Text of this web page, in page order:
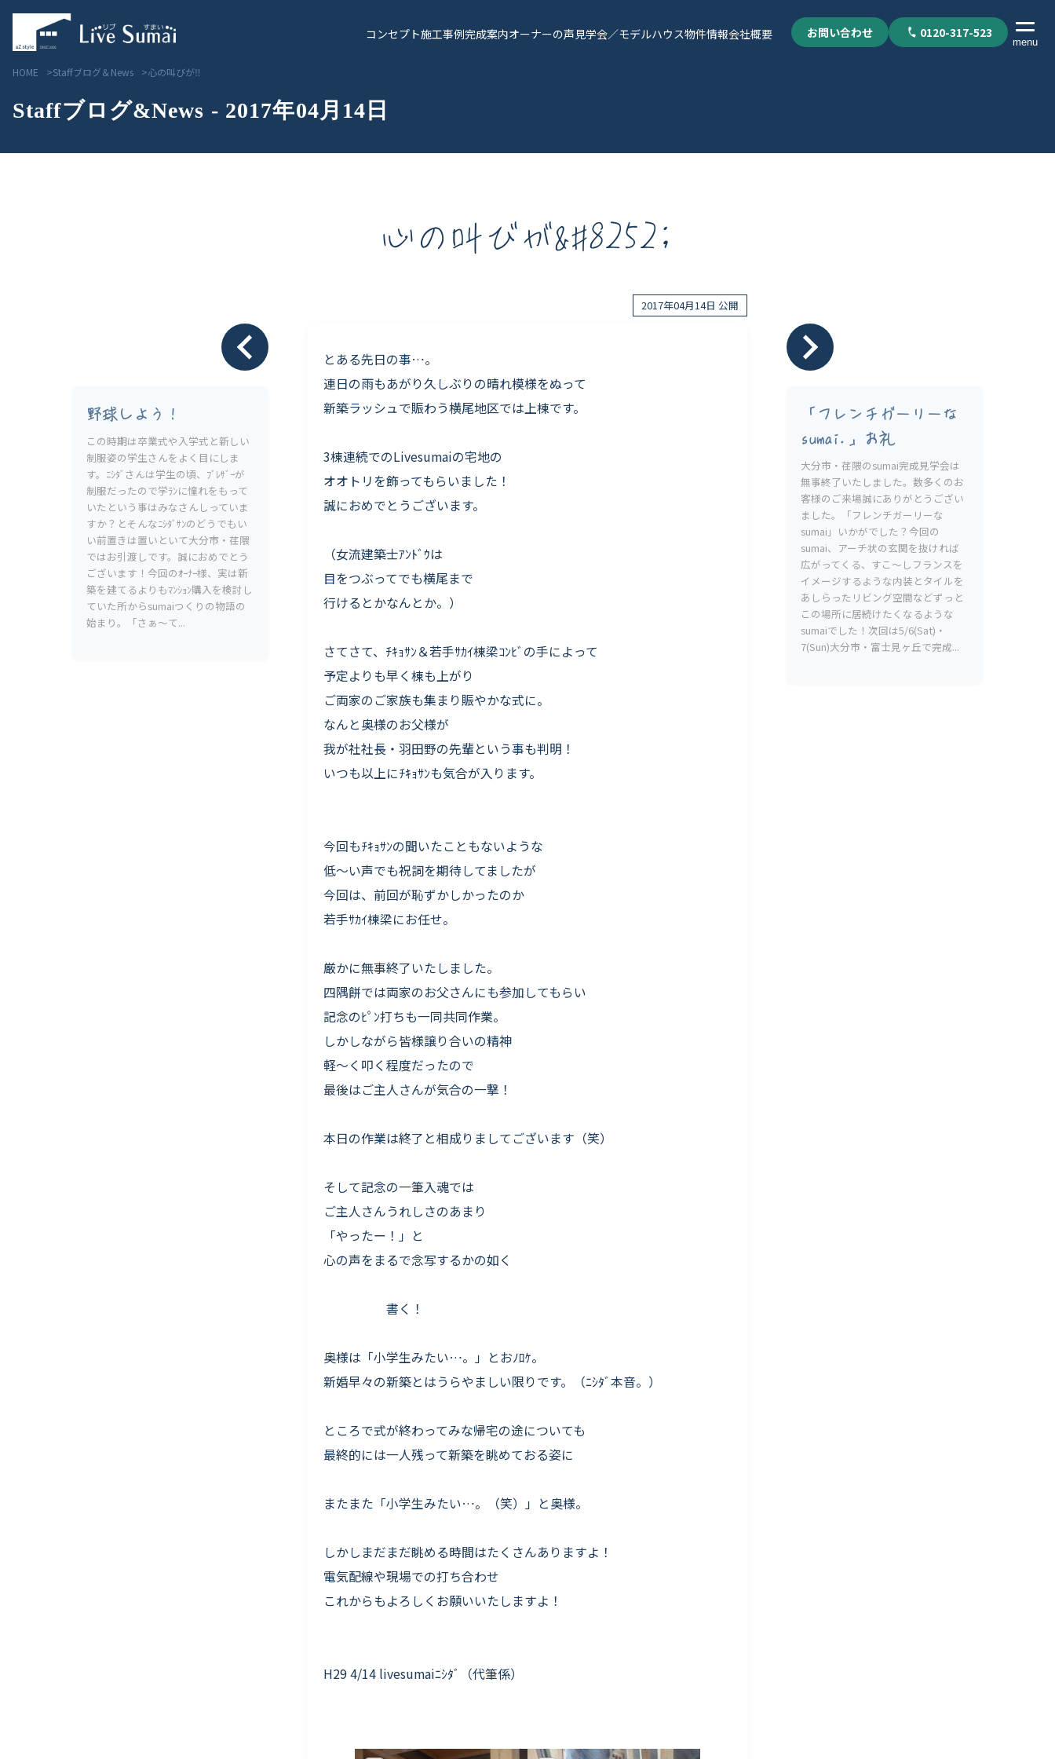
コンセプト施工事例完成案内オーナーの声見学会／モデルハウス物件情報会社概要 お問い合わせ 0120-317-523
menu
よくいただくご質問
お役立ちコラム
個人情報保護方針
HOME Staffブログ＆News 心の叫びが‼
Staffブログ&News - 2017年04月14日
心の叫びが&#8252;
2017年04月14日 公開
とある先日の事…。
連日の雨もあがり久しぶりの晴れ模様をぬって
新築ラッシュで賑わう横尾地区では上棟です。
3棟連続でのLivesumaiの宅地の
オオトリを飾ってもらいました！
誠におめでとうございます。
（女流建築士ｱﾝﾄﾞｳは
目をつぶってでも横尾まで
行けるとかなんとか。）
さてさて、ﾁｷｮｻﾝ＆若手ｻｶｲ棟梁ｺﾝﾋﾞの手によって
予定よりも早く棟も上がり
ご両家のご家族も集まり賑やかな式に。
なんと奥様のお父様が
我が社社長・羽田野の先輩という事も判明！
いつも以上にﾁｷｮｻﾝも気合が入ります。
今回もﾁｷｮｻﾝの聞いたこともないような
低〜い声でも祝詞を期待してましたが
今回は、前回が恥ずかしかったのか
若手ｻｶｲ棟梁にお任せ。
厳かに無事終了いたしました。
四隅餅では両家のお父さんにも参加してもらい
記念のﾋﾟﾝ打ちも一同共同作業。
しかしながら皆様譲り合いの精神
軽〜く叩く程度だったので
最後はご主人さんが気合の一撃！
本日の作業は終了と相成りましてございます（笑）
そして記念の一筆入魂では
ご主人さんうれしさのあまり
「やったー！」と
心の声をまるで念写するかの如く
書く！
奥様は「小学生みたい…。」とおﾉﾛｹ。
新婚早々の新築とはうらやましい限りです。（ﾆｼﾀﾞ本音。）
ところで式が終わってみな帰宅の途についても
最終的には一人残って新築を眺めておる姿に
またまた「小学生みたい…。（笑）」と奥様。
しかしまだまだ眺める時間はたくさんありますよ！
電気配線や現場での打ち合わせ
これからもよろしくお願いいたしますよ！
H29 4/14 livesumaiﾆｼﾀﾞ（代筆係）
野球しよう！
この時期は卒業式や入学式と新しい
制服姿の学生さんをよく目にしま
す。ﾆｼﾀﾞさんは学生の頃、ﾌﾞﾚｻﾞｰが
制服だったので学ﾗﾝに憧れをもって
いたという事はみなさんしっていま
すか？とそんなﾆｼﾀﾞｻﾝのどうでもい
い前置きは置いといて大分市・荏隈
ではお引渡しです。誠におめでとう
ございます！今回のｵｰﾅｰ様、実は新
築を建てるよりもﾏﾝｼｮﾝ購入を検討し
ていた所からsumaiつくりの物語の
始まり。「さぁ〜て...
「フレンチガーリーな
sumai.」お礼
大分市・荏隈のsumai完成見学会は
無事終了いたしました。数多くのお
客様のご来場誠にありがとうござい
ました。「フレンチガーリーな
sumai」いかがでした？今回の
sumai、アーチ状の玄関を抜ければ
広がってくる、すこ〜しフランスを
イメージするような内装とタイルを
あしらったリビング空間などずっと
この場所に居続けたくなるような
sumaiでした！次回は5/6(Sat)・
7(Sun)大分市・富士見ヶ丘で完成...